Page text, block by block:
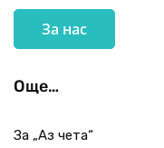
За нас
Още…
За „Аз чета“